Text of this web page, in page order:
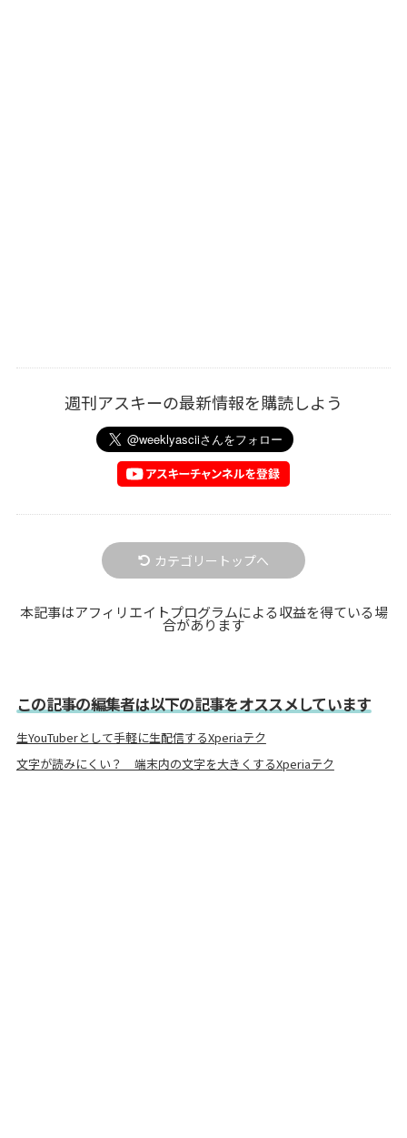
週刊アスキーの最新情報を購読しよう
カテゴリートップへ
本記事はアフィリエイトプログラムによる収益を得ている場
合があります
この記事の編集者は以下の記事をオススメしています
生YouTuberとして手軽に生配信するXperiaテク
文字が読みにくい？ 端末内の文字を大きくするXperiaテク